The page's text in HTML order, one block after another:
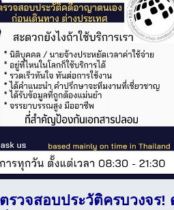
วจสอบประวัติครบวงจร!